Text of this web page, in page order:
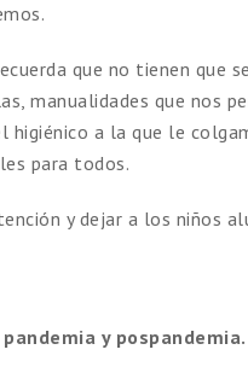
que no tienen que
manualidades que nos
a la que le
para todos.
y dejar a los niños
y pospandemia.